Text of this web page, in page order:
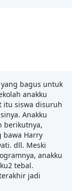
bagus untuk
anakku
itu siswa disuruh
Anakku
berikutnya,
bawa Harry
dll. Meski
anakku
tebal.
jadi